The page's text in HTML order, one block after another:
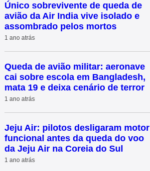
Único sobrevivente de queda de
avião da Air India vive isolado e
assombrado pelos mortos
1 ano atrás
Queda de avião militar: aeronave
cai sobre escola em Bangladesh,
mata 19 e deixa cenário de terror
1 ano atrás
Jeju Air: pilotos desligaram motor
funcional antes da queda do voo
da Jeju Air na Coreia do Sul
1 ano atrás